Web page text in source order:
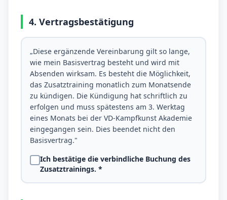
4. Vertragsbestätigung
„Diese ergänzende Vereinbarung gilt so lange,
wie mein Basisvertrag besteht und wird mit
Absenden wirksam. Es besteht die Möglichkeit,
das Zusatztraining monatlich zum Monatsende
zu kündigen. Die Kündigung hat schriftlich zu
erfolgen und muss spätestens am 3. Werktag
eines Monats bei der VD-Kampfkunst Akademie
eingegangen sein. Dies beendet nicht den
Basisvertrag."
Ich bestätige die verbindliche Buchung des
Zusatztrainings. *